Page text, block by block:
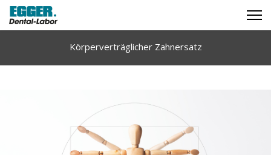
Körperverträglicher Zahnersatz